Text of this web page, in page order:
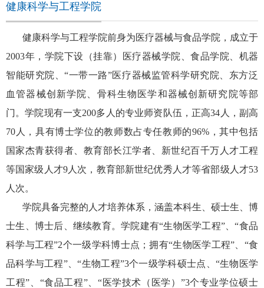
健康科学与工程学院
健康科学与工程学院前身为医疗器械与食品学院，成立于
2003年，学院下设（挂靠）医疗器械学院、食品学院、机器
智能研究院、“一带一路”医疗器械监管科学研究院、东方泛
血管器械创新学院、骨科生物医学和器械创新研究院等部
门。学院现有一支200多人的专业师资队伍，正高34 人，副高
70 人，具有博士学位的教师数占专任教师的96%，其中包括
国家杰青获得者、教育部长江学者、新世纪百千万人才工程
等国家级人才9人次，教育部新世纪优秀人才等省部级人才53
人次。
学院具备完整的人才培养体系，涵盖本科生、硕士生、博
士生、博士后、继续教育。学院建有“生物医学工程”、“食品
科学与工程”2个一级学科博士点；拥有“生物医学工程”、“食
品科学与工程”、“生物工程”3个一级学科硕士点、“生物医学
工程”、“食品工程”、“医学技术（医学）”3个专业学位硕士